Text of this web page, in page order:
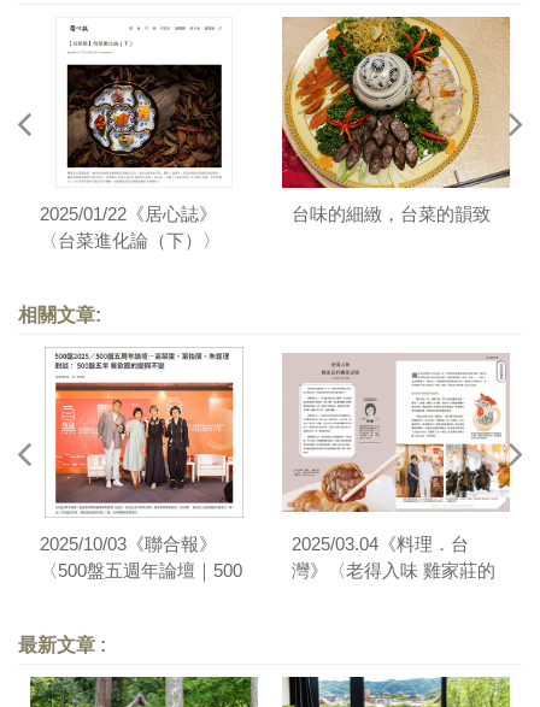
2025/01/22《居心誌》
〈台菜進化論（下）〉
台味的細緻，台菜的韻致
相關文章:
2025/10/03《聯合報》
〈500盤五週年論壇｜500
2025/03.04《料理．台
灣》〈老得入味 雞家莊的
最新文章 :